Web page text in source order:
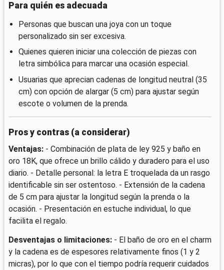
Para quién es adecuada
Personas que buscan una joya con un toque
personalizado sin ser excesiva.
Quienes quieren iniciar una colección de piezas con
letra simbólica para marcar una ocasión especial.
Usuarias que aprecian cadenas de longitud neutral (35
cm) con opción de alargar (5 cm) para ajustar según
escote o volumen de la prenda.
Pros y contras (a considerar)
Ventajas: - Combinación de plata de ley 925 y baño en
oro 18K, que ofrece un brillo cálido y duradero para el uso
diario. - Detalle personal: la letra E troquelada da un rasgo
identificable sin ser ostentoso. - Extensión de la cadena
de 5 cm para ajustar la longitud según la prenda o la
ocasión. - Presentación en estuche individual, lo que
facilita el regalo.
Desventajas o limitaciones: - El baño de oro en el charm
y la cadena es de espesores relativamente finos (1 y 2
micras), por lo que con el tiempo podría requerir cuidados